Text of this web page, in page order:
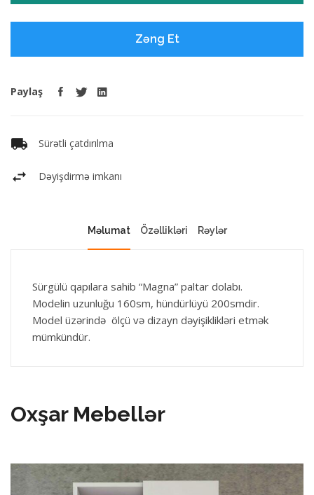
Zəng Et
Paylaş
Sürətli çatdırılma
Dəyişdirmə imkanı
Məlumat Özəllikləri Rəylər
Sürgülü qapılara sahib “Magna” paltar dolabı.
Modelin uzunluğu 160sm, hündürlüyü 200smdir.
Model üzərində ölçü və dizayn dəyişiklikləri etmək
mümkündür.
Oxşar Mebellər